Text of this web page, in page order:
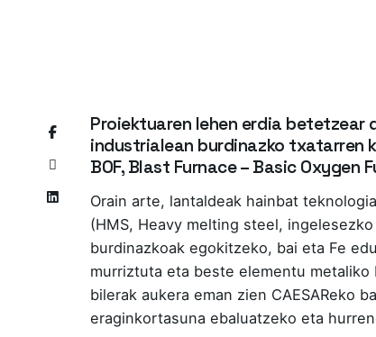
Proiektuaren lehen erdia betetzear
industrialean burdinazko txatarren
BOF, Blast Furnace – Basic
Orain arte, lantaldeak hainbat
(HMS, Heavy melting steel,
burdinazkoak egokitzeko, bai eta Fe
murriztuta eta beste elementu
bilerak aukera eman zien CAESAReko
eraginkortasuna ebaluatzeko eta